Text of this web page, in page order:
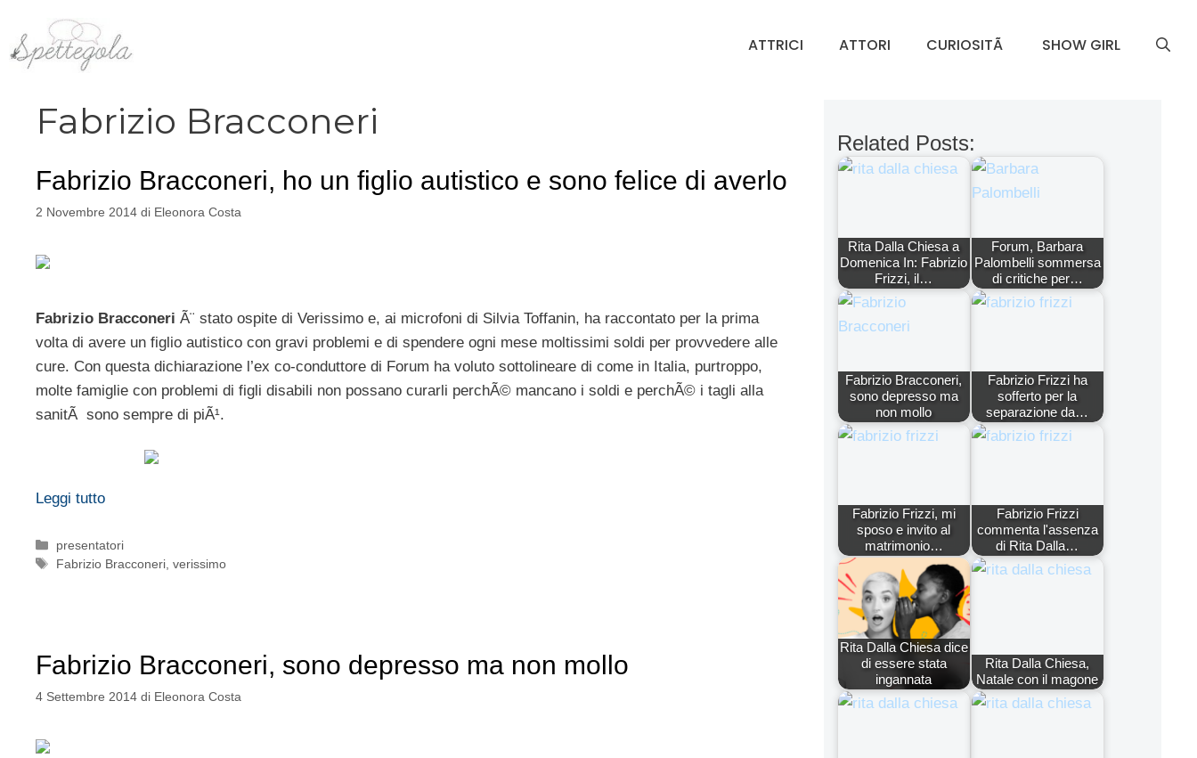
contenuto
ATTRICI ATTORI CURIOSITÃ SHOW GIRL
Fabrizio Bracconeri
Fabrizio Bracconeri, ho un figlio autistico e sono felice di averlo
2 Novembre 2014 di Eleonora Costa
Fabrizio Bracconeri Ã¨ stato ospite di Verissimo e, ai microfoni di Silvia Toffanin, ha raccontato per la prima
volta di avere un figlio autistico con gravi problemi e di spendere ogni mese moltissimi soldi per provvedere alle
cure. Con questa dichiarazione l’ex co-conduttore di Forum ha voluto sottolineare di come in Italia, purtroppo,
molte famiglie con problemi di figli disabili non possano curarli perchÃ© mancano i soldi e perchÃ© i tagli alla
sanitÃ sono sempre di piÃ¹.
Leggi tutto
Categorie
presentatori
Tag
Fabrizio Bracconeri ,verissimo
Fabrizio Bracconeri, sono depresso ma non mollo
4 Settembre 2014 di Eleonora Costa
Related Posts:
Rita Dalla Chiesa a
Domenica In: Fabrizio
Frizzi, il…
Forum, Barbara
Palombelli sommersa
di critiche per…
Fabrizio Bracconeri,
sono depresso ma
non mollo
Fabrizio Frizzi ha
sofferto per la
separazione da…
Fabrizio Frizzi, mi
sposo e invito al
matrimonio…
Fabrizio Frizzi
commenta l'assenza
di Rita Dalla…
Rita Dalla Chiesa dice
di essere stata
ingannata
Rita Dalla Chiesa,
Natale con il magone